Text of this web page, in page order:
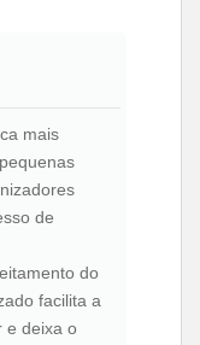
mais
de
do
facilita a
e deixa o